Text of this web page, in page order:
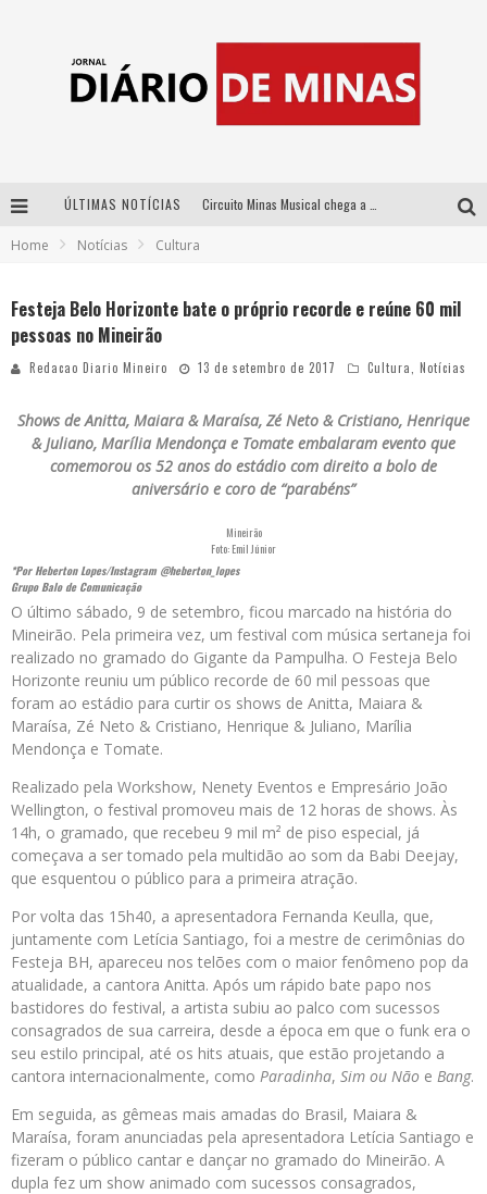
ÚLTIMAS NOTÍCIAS
Home Notícias Cultura
Festeja Belo Horizonte bate o próprio recorde e reúne 60 mil
pessoas no Mineirão
Redacao Diario Mineiro 13 de setembro de 2017 Cultura Notícias
Shows de Anitta, Maiara & Maraísa, Zé Neto & Cristiano, Henrique
& Juliano, Marília Mendonça e Tomate embalaram evento que
comemorou os 52 anos do estádio com direito a bolo de
aniversário e coro de “parabéns”
Mineirão
Foto: Emil Júnior
*Por Heberton Lopes/Instagram @heberton_lopes
Grupo Balo de Comunicação
O último sábado, 9 de setembro, ficou marcado na história do
Mineirão. Pela primeira vez, um festival com música sertaneja foi
realizado no gramado do Gigante da Pampulha. O Festeja Belo
Horizonte reuniu um público recorde de 60 mil pessoas que
foram ao estádio para curtir os shows de Anitta, Maiara &
Maraísa, Zé Neto & Cristiano, Henrique & Juliano, Marília
Mendonça e Tomate.
Realizado pela Workshow, Nenety Eventos e Empresário João
Wellington, o festival promoveu mais de 12 horas de shows. Às
14h, o gramado, que recebeu 9 mil m² de piso especial, já
começava a ser tomado pela multidão ao som da Babi Deejay,
que esquentou o público para a primeira atração.
Por volta das 15h40, a apresentadora Fernanda Keulla, que,
juntamente com Letícia Santiago, foi a mestre de cerimônias do
Festeja BH, apareceu nos telões com o maior fenômeno pop da
atualidade, a cantora Anitta. Após um rápido bate papo nos
bastidores do festival, a artista subiu ao palco com sucessos
consagrados de sua carreira, desde a época em que o funk era o
seu estilo principal, até os hits atuais, que estão projetando a
cantora internacionalmente, como Paradinha, Sim ou Não e Bang.
Em seguida, as gêmeas mais amadas do Brasil, Maiara &
Maraísa, foram anunciadas pela apresentadora Letícia Santiago e
fizeram o público cantar e dançar no gramado do Mineirão. A
dupla fez um show animado com sucessos consagrados,